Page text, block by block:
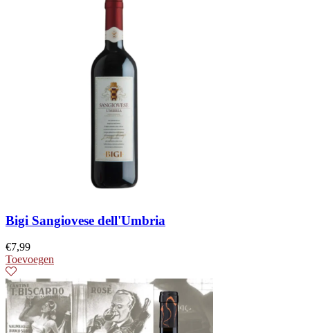
Bigi Sangiovese dell'Umbria
€7,99
Toevoegen